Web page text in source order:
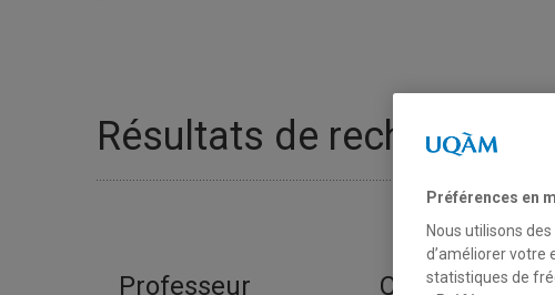
Résultats de recherche
Professeur Courriel
Préférences en
Nous utilisons
d’améliorer votre
statistiques de